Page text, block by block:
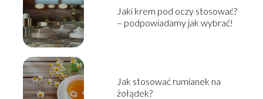
Jaki krem pod oczy stosować?
– podpowiadamy jak wybrać!
Jak stosować rumianek na
żołądek?